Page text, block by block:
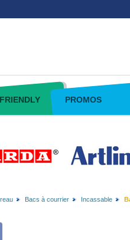
PROMOS
Bacs à courrier Incassable